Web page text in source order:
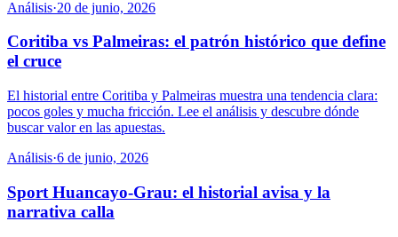
Análisis·20 de junio, 2026
Coritiba vs Palmeiras: el patrón histórico que define
el cruce
El historial entre Coritiba y Palmeiras muestra una tendencia clara:
pocos goles y mucha fricción. Lee el análisis y descubre dónde
buscar valor en las apuestas.
Análisis·6 de junio, 2026
Sport Huancayo-Grau: el historial avisa y la
narrativa calla